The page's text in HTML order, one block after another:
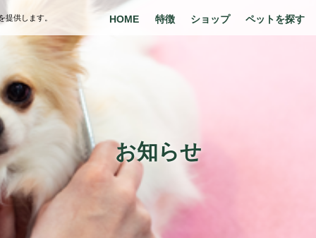
お知らせ
供します。 HOME 特徴 ショップ ペットを探す